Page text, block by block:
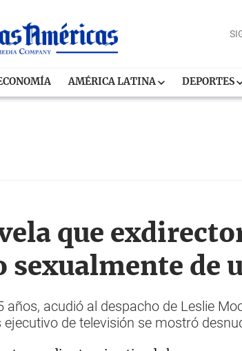
AMÉRICA LATINA DEPORTES
que
sexualmente de
acudió al despacho de Leslie
de televisión se mostró